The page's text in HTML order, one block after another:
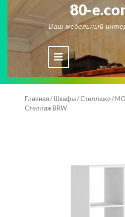
80-
Ваш мебельный
Open
Button
Главная/Шкафы/Стеллажи/
Стеллаж BRW